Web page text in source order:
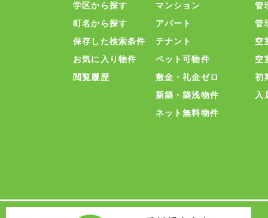
学区から探す
町名から探す
保存した検索条件
お気に入り物件
閲覧履歴
マンション
アパート
テナント
ペット可物件
敷金・礼金ゼロ
新築・築浅物件
ネット無料物件
管
管
空
空
初
入